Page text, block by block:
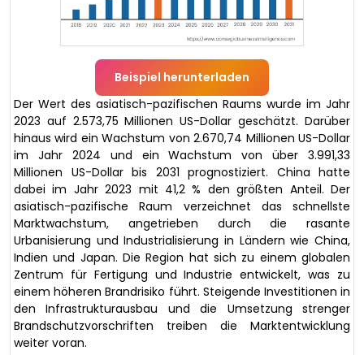
Beispiel herunterladen
Der Wert des asiatisch-pazifischen Raums wurde im Jahr
2023 auf 2.573,75 Millionen US-Dollar geschätzt. Darüber
hinaus wird ein Wachstum von 2.670,74 Millionen US-Dollar
im Jahr 2024 und ein Wachstum von über 3.991,33
Millionen US-Dollar bis 2031 prognostiziert. China hatte
dabei im Jahr 2023 mit 41,2 % den größten Anteil. Der
asiatisch-pazifische Raum verzeichnet das schnellste
Marktwachstum, angetrieben durch die rasante
Urbanisierung und Industrialisierung in Ländern wie China,
Indien und Japan. Die Region hat sich zu einem globalen
Zentrum für Fertigung und Industrie entwickelt, was zu
einem höheren Brandrisiko führt. Steigende Investitionen in
den Infrastrukturausbau und die Umsetzung strenger
Brandschutzvorschriften treiben die Marktentwicklung
weiter voran.